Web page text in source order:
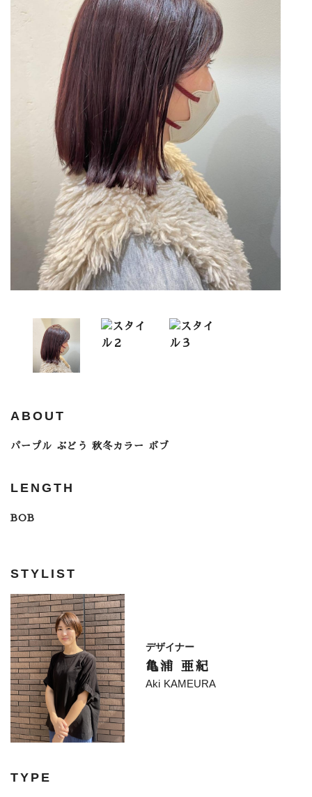
ABOUT
パープル ぶどう 秋冬カラー ボブ
LENGTH
BOB
STYLIST
デザイナー
亀浦 亜紀
Aki KAMEURA
TYPE